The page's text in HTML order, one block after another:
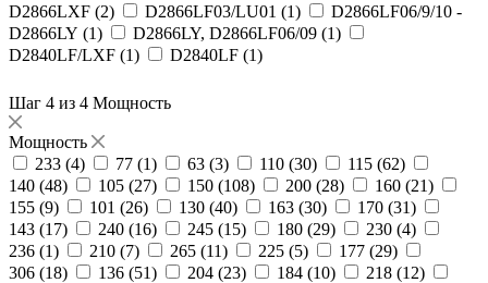
D2866LXF (2) D2866LF03/LU01 (1)
D2866LF06/9/10 -
D2866LY (1) D2866LY, D2866LF06/09 (1)
D2840LF/LXF (1) D2840LF (1)
Шаг 4 из 4 Мощность
Мощность
233 (4) 77 (1) 63 (3) 110 (30) 115 (62)
140 (48) 105 (27) 150 (108) 200 (28) 160 (21)
155 (9) 101 (26) 130 (40) 163 (30) 170 (31)
143 (17) 240 (16) 245 (15) 180 (29) 230 (4)
236 (1) 210 (7) 265 (11) 225 (5) 177 (29)
306 (18) 136 (51) 204 (23) 184 (10) 218 (12)